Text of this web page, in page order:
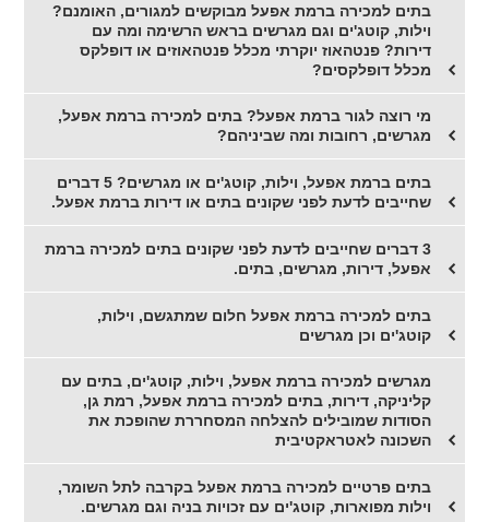
בתים למכירה ברמת אפעל מבוקשים למגורים, האומנם?
וילות, קוטג'ים וגם מגרשים בראש הרשימה ומה עם
דירות? פנטהאוז יוקרתי מכלל פנטהאוזים או דופלקס
מכלל דופלקסים?
מי רוצה לגור ברמת אפעל? בתים למכירה ברמת אפעל,
מגרשים, רחובות ומה שביניהם?
בתים ברמת אפעל, וילות, קוטג'ים או מגרשים? 5 דברים
שחייבים לדעת לפני שקונים בתים או דירות ברמת אפעל.
3 דברים שחייבים לדעת לפני שקונים בתים למכירה ברמת
אפעל, דירות, מגרשים, בתים.
בתים למכירה ברמת אפעל חלום שמתגשם, וילות,
קוטג'ים וכן מגרשים
מגרשים למכירה ברמת אפעל, וילות, קוטג'ים, בתים עם
קליניקה, דירות, בתים למכירה ברמת אפעל, רמת גן,
הסודות שמובילים להצלחה המסחררת שהופכת את
השכונה לאטראקטיבית
בתים פרטיים למכירה ברמת אפעל בקרבה לתל השומר,
וילות מפוארות, קוטג'ים עם זכויות בניה וגם מגרשים.